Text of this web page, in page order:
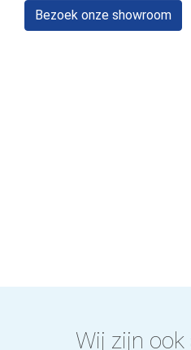
Bezoek onze showroom
Wij zijn ook